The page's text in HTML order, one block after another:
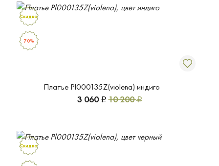
Платье Pl000135Z(violena) индиго
3 060 Р 10 200Р
Скидка
70%
Скидка